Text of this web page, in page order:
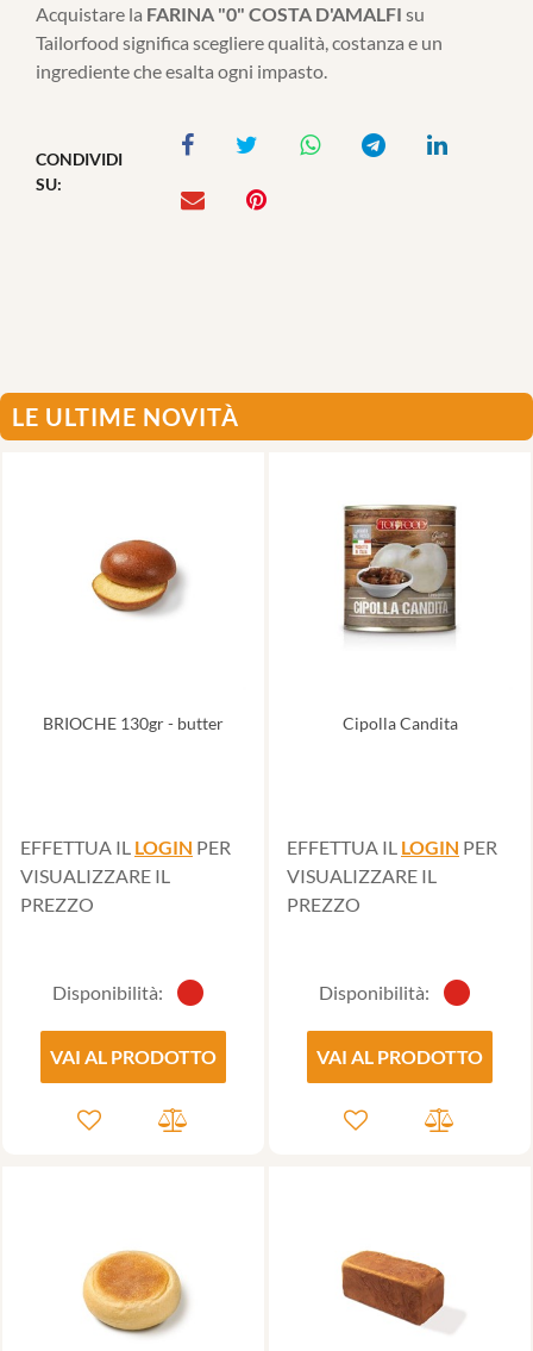
Acquistare la FARINA "0" COSTA D'AMALFI su
Tailorfood significa scegliere qualità, costanza e un
ingrediente che esalta ogni impasto.
CONDIVIDI
SU:
LE ULTIME NOVITÀ
BRIOCHE 130gr - butter
EFFETTUA IL LOGIN PER
VISUALIZZARE IL
PREZZO
Disponibilità:
VAI AL PRODOTTO
Cipolla Candita
EFFETTUA IL LOGIN PER
VISUALIZZARE IL
PREZZO
Disponibilità:
VAI AL PRODOTTO